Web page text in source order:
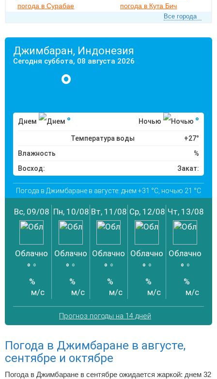
погода в Сурабае
погода в Кута Бич
Все города
Джимбаран, Индонезия
Сегодня суббота, 08 августа 2026
°
Днем ° Ночью °
Температура воды
+27°
Влажность
%
Восход:
Закат:
Погода в Джимбаране в августе: днем +31 °C, ночью 21 °C
Вс, 09/08
Облачно
° °
%
м/с
Пн, 10/08
Облачно
° °
%
м/с
Вт, 11/08
Облачно
° °
%
м/с
Ср, 12/08
Облачно
° °
%
м/с
Чт, 13/08
Облачно
° °
%
м/с
Прогноз погоды на 14 дней
Погода в Джимбаране в августе,
сентябре и октябре
Погода в Джимбаране в сентябре ожидается жаркой: днем 32